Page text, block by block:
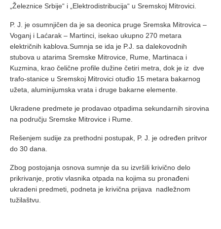
„Železnice Srbije“ i „Elektrodistribucija“ u Sremskoj Mitrovici.
P. J. je osumnjičen da je sa deonica pruge Sremska Mitrovica –
Voganj i Laćarak – Martinci, isekao ukupno 270 metara
električnih kablova.Sumnja se ida je P.J. sa dalekovodnih
stubova u atarima Sremske Mitrovice, Rume, Martinaca i
Kuzmina, krao čelične profile dužine četiri metra, dok je iz dve
trafo-stanice u Sremskoj Mitrovici otuđio 15 metara bakarnog
užeta, aluminijumska vrata i druge bakarne elemente.
Ukradene predmete je prodavao otpadima sekundarnih sirovina
na području Sremske Mitrovice i Rume.
Rešenjem sudije za prethodni postupak, P. J. je određen pritvor
do 30 dana.
Zbog postojanja osnova sumnje da su izvršili krivično delo
prikrivanje, protiv vlasnika otpada na kojima su pronađeni
ukradeni predmeti, podneta je krivična prijava nadležnom
tužilaštvu.